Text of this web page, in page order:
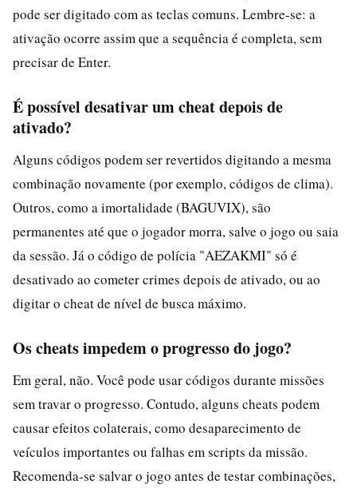
pode ser digitado com as teclas comuns. Lembre-se: a
ativação ocorre assim que a sequência é completa, sem
precisar de Enter.
É possível desativar um cheat depois de
ativado?
Alguns códigos podem ser revertidos digitando a mesma
combinação novamente (por exemplo, códigos de clima).
Outros, como a imortalidade (BAGUVIX), são
permanentes até que o jogador morra, salve o jogo ou saia
da sessão. Já o código de polícia "AEZAKMI" só é
desativado ao cometer crimes depois de ativado, ou ao
digitar o cheat de nível de busca máximo.
Os cheats impedem o progresso do jogo?
Em geral, não. Você pode usar códigos durante missões
sem travar o progresso. Contudo, alguns cheats podem
causar efeitos colaterais, como desaparecimento de
veículos importantes ou falhas em scripts da missão.
Recomenda-se salvar o jogo antes de testar combinações,